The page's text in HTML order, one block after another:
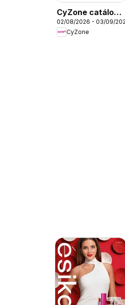
CyZone catálogo
- Campaña 13
02/08/2026 - 03/09/
CyZone